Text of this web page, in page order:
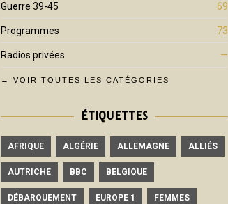
Guerre 39-45 69
Programmes 73
Radios privées —
→ VOIR TOUTES LES CATÉGORIES
ÉTIQUETTES
AFRIQUE ALGÉRIE ALLEMAGNE ALLIÉS
AUTRICHE BBC BELGIQUE
DÉBARQUEMENT EUROPE 1 FEMMES